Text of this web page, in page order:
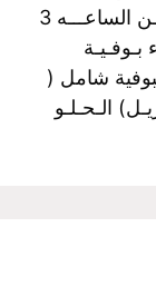
الغــــداء سـعـر الـفـرد :350 جـنـيـة مــن الساعـــه 3
غـــداء بـوفـيـة
البوفية شامل (
الـحـلـو